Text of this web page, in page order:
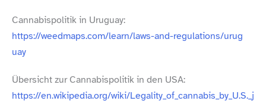
Cannabispolitik in Uruguay:
https://​weedmaps​.com/​l​e​a​r​n​/​l​a​w​s​-​a​n​d​-​r​e​g​u​l​a​t​i​o​n​s​/​u​r​u​g​
uay
Übersicht zur Cannabispolitik in den USA:
https://​en​.wikipedia​.org/​w​i​k​i​/​L​e​g​a​l​i​t​y​_​o​f​_​c​a​n​n​a​b​i​s​_​b​y​_​U​.​S​.​_​j​